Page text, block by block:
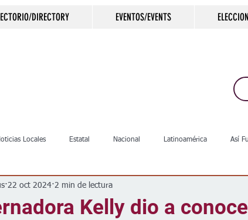
DIRECTORY EVENTOS/EVENTS
Locales Estatal Nacional Latinoamérica Así
Negocios Salud Arte & Cultura
Kelly dio a
22 oct 2024 2 min de lectura